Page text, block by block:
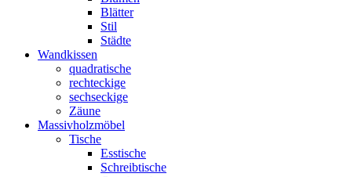
Blätter
Stil
Städte
Wandkissen
quadratische
rechteckige
sechseckige
Zäune
Massivholzmöbel
Tische
Esstische
Schreibtische